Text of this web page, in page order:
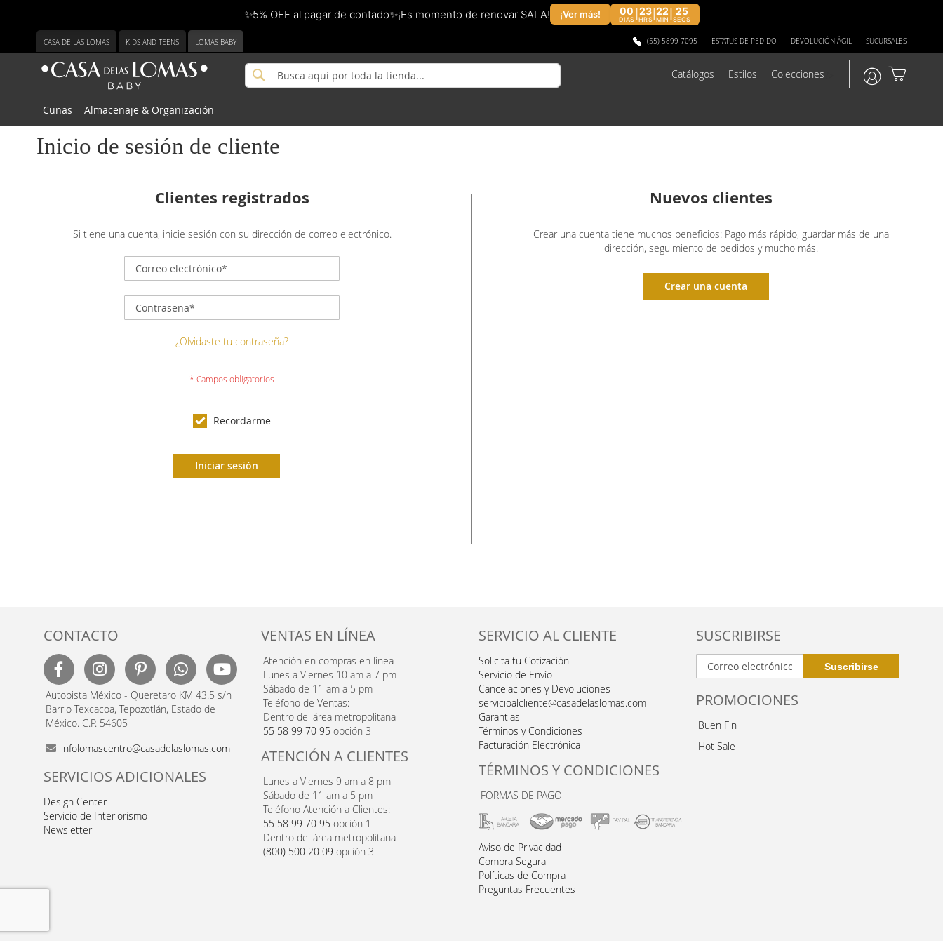
✨5% OFF al pagar de contado✨¡Es momento de renovar SALA! ¡Ver más! 00
DIAS
23
HRS
22
MIN
25
SECS
Ir
contenido
CASA DE LAS LOMAS KIDS AND TEENS LOMAS BABY (55) 5899 7095 ESTATUS DE PEDIDO DEVOLUCIÓN ÁGIL SUCURSALES
Buscar
Catálogos Estilos Colecciones
Cunas Almacenaje & Organización
Inicio de sesión de cliente
Clientes registrados
Si tiene una cuenta, inicie sesión con su dirección de correo electrónico.
¿Olvidaste tu contraseña?
Recordarme
Iniciar sesión
Nuevos clientes
Crear una cuenta tiene muchos beneficios: Pago más rápido, guardar más de una
dirección, seguimiento de pedidos y mucho más.
Crear una cuenta
CONTACTO
Autopista México - Queretaro KM 43.5 s/n
Barrio Texcacoa, Tepozotlán, Estado de
México. C.P. 54605
infolomascentro@casadelaslomas.com
SERVICIOS ADICIONALES
Design Center
Servicio de Interiorismo
Newsletter
VENTAS EN LÍNEA
Atención en compras en línea
Lunes a Viernes 10 am a 7 pm
Sábado de 11 am a 5 pm
Teléfono de Ventas:
Dentro del área metropolitana
55 58 99 70 95 opción 3
ATENCIÓN A CLIENTES
Lunes a Viernes 9 am a 8 pm
Sábado de 11 am a 5 pm
Teléfono Atención a Clientes:
55 58 99 70 95 opción 1
Dentro del área metropolitana
(800) 500 20 09 opción 3
SERVICIO AL CLIENTE
Solicita tu Cotización
Servicio de Envío
Cancelaciones y Devoluciones
servicioalcliente@casadelaslomas.com
Garantias
Términos y Condiciones
Facturación Electrónica
TÉRMINOS Y CONDICIONES
FORMAS DE PAGO
Aviso de Privacidad
Compra Segura
Políticas de Compra
Preguntas Frecuentes
SUSCRIBIRSE
PROMOCIONES
Buen Fin
Hot Sale